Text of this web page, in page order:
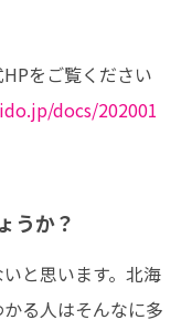
をご覧ください
docs/202001
うか？
と思います。北海
る人はそんなに多